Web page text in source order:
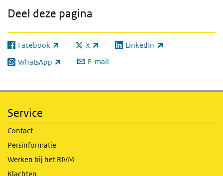
Deel deze pagina
Facebook
(externe link) X
(externe link) LinkedIn
(externe link)
WhatsApp
(externe link) E-mail
Service
Contact
Persinformatie
Werken bij het RIVM
Klachten